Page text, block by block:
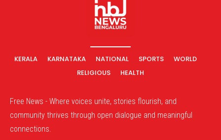
KERALA KARNATAKA NATIONAL SPORTS
WORLD
RELIGIOUS
HEALTH
Free News - Where voices unite, stories flourish, and
community thrives through open dialogue and meaningful
connections.